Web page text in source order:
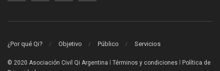
¿Por qué Qi? Objetivo Público Servicios
© 2020 Asociación Civil Qi Argentina Términos y condiciones
Política de